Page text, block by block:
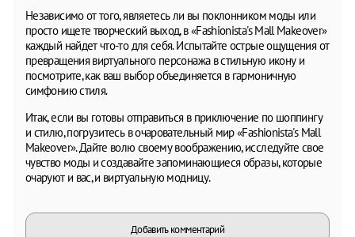
Независимо от того, являетесь ли вы поклонником моды или
просто ищете творческий выход, в «Fashionista's Mall Makeover»
каждый найдет что-то для себя. Испытайте острые ощущения от
превращения виртуального персонажа в стильную икону и
посмотрите, как ваш выбор объединяется в гармоничную
симфонию стиля.
Итак, если вы готовы отправиться в приключение по шоппингу
и стилю, погрузитесь в очаровательный мир «Fashionista's Mall
Makeover». Дайте волю своему воображению, исследуйте свое
чувство моды и создавайте запоминающиеся образы, которые
очаруют и вас, и виртуальную модницу.
Добавить комментарий